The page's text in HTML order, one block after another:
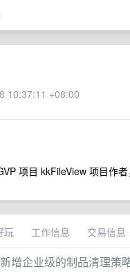
10:37:11 +08:00
项目 kkFileView 项目作
玩 工作信息 交易信息
增企业级的制品清理策